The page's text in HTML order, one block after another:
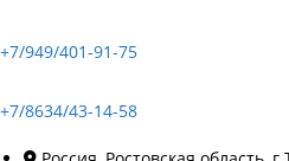
+7/949/401-91-75
+7/8634/43-14-58